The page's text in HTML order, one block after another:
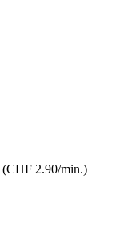
(CHF 2.90/min.)